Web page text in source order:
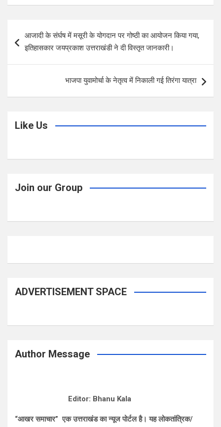
ce
b
o
tt
er
at
A
p
ar
e
navigation
आजादी के संर्घष में मसूरी के योगदान पर गोष्ठी का आयोजन किया गया,
इतिहासकार जयप्रकाश उत्तराखंडी ने दी विस्तृत जानकारी।
भाजपा युवामोर्चा के नेतृत्व में निकाली गई तिरंगा यात्रा
Like Us
Join our Group
ADVERTISEMENT SPACE
Author Message
Editor: Bhanu Kala
“आखर समाचार” एक उत्तराखंड का न्यूज पोर्टल है। यह लोकतांत्रिक/